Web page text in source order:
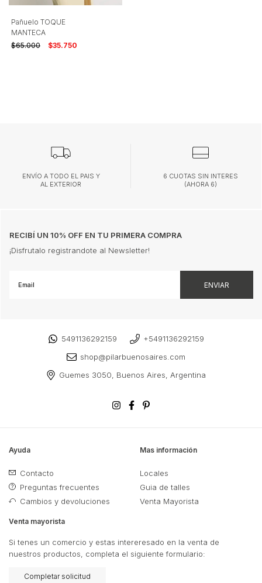
Pañuelo TOQUE
MANTECA
$65.000
$35.750
ENVÍO A TODO EL PAIS Y
AL EXTERIOR
6 CUOTAS SIN INTERES
(AHORA 6)
RECIBÍ UN 10% OFF EN TU PRIMERA COMPRA
¡Disfrutalo registrandote al Newsletter!
5491136292159
+5491136292159
shop@pilarbuenosaires.com
Guemes 3050, Buenos Aires, Argentina
Ayuda
Contacto
Preguntas frecuentes
Cambios y devoluciones
Mas información
Locales
Guia de talles
Venta Mayorista
Venta mayorista
Si tenes un comercio y estas intereresado en la venta de
nuestros productos, completa el siguiente formulario:
Completar solicitud